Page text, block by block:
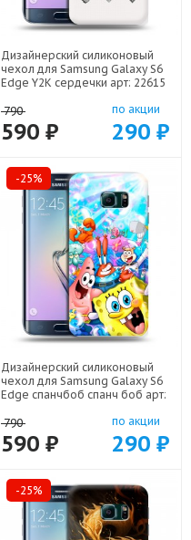
Дизайнерский силиконовый
чехол для Samsung Galaxy S6
Edge Y2K сердечки арт: 22615
790
590 ₽
по акции
290 ₽
-25%
Дизайнерский силиконовый
чехол для Samsung Galaxy S6
Edge спанчбоб спанч боб арт:
790
590 ₽
по акции
290 ₽
-25%